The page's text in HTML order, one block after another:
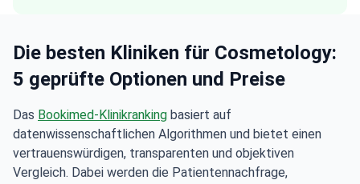
Die besten Kliniken für Cosmetology:
5 geprüfte Optionen und Preise
Das Bookimed-Klinikranking basiert auf
datenwissenschaftlichen Algorithmen und bietet einen
vertrauenswürdigen, transparenten und objektiven
Vergleich. Dabei werden die Patientennachfrage,